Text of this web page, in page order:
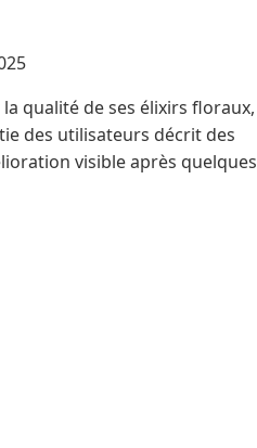
qualité de ses élixirs floraux,
des utilisateurs décrit des
visible après quelques